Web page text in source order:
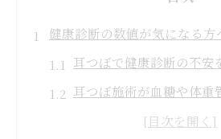
健康診断の数値が気になる方
耳つぼで健康診断の不安
耳つぼ施術が血糖や体重
耳つぼが体質改善や生活